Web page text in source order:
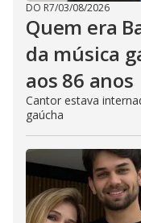
DO R7/03/08/2026
Quem era
da música
aos 86 anos
Cantor estava
gaúcha